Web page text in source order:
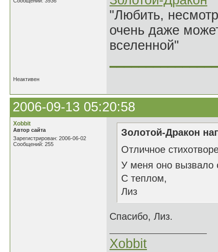
"Любить,
очень даже
вселенной"
Неактивен
2006-09-13 05:20:58
Xobbit
Автор сайта
Зарегистрирован: 2006-06-02
Сообщений: 255
Золотой-Дракон
Отличное
У меня оно
С теплом,
Лиз
Спасибо, Лиз.
Xobbit